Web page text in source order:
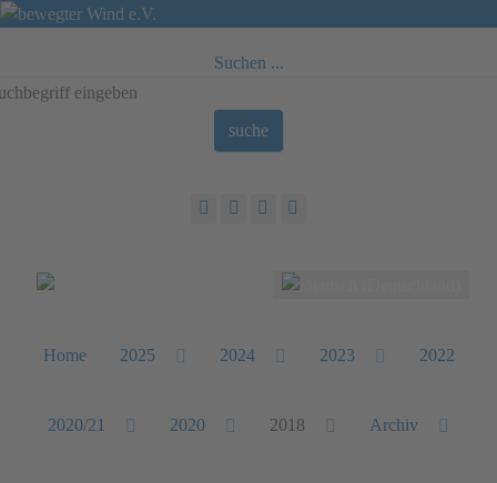
Suchen ...
suche
Sprache auswählen
Home 2025 2024 2023 2022
2020/21 2020 2018 Archiv